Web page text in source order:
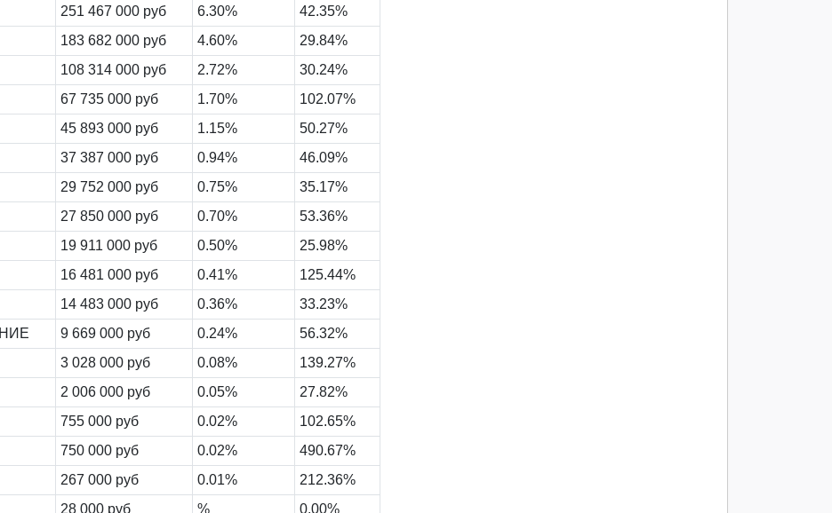
251 467 000 руб 6.30%
42.35%
183 682 000 руб 4.60%
29.84%
108 314 000 руб 2.72%
30.24%
67 735 000 руб 1.70%
102.07%
45 893 000 руб 1.15%
50.27%
37 387 000 руб 0.94%
46.09%
29 752 000 руб 0.75%
35.17%
27 850 000 руб 0.70%
53.36%
19 911 000 руб 0.50%
25.98%
16 481 000 руб 0.41%
125.44%
14 483 000 руб 0.36%
33.23%
9 669 000 руб 0.24%
56.32%
3 028 000 руб 0.08%
139.27%
2 006 000 руб 0.05%
27.82%
755 000 руб 0.02%
102.65%
750 000 руб 0.02%
490.67%
267 000 руб 0.01%
212.36%
28 000 руб % 0.00%